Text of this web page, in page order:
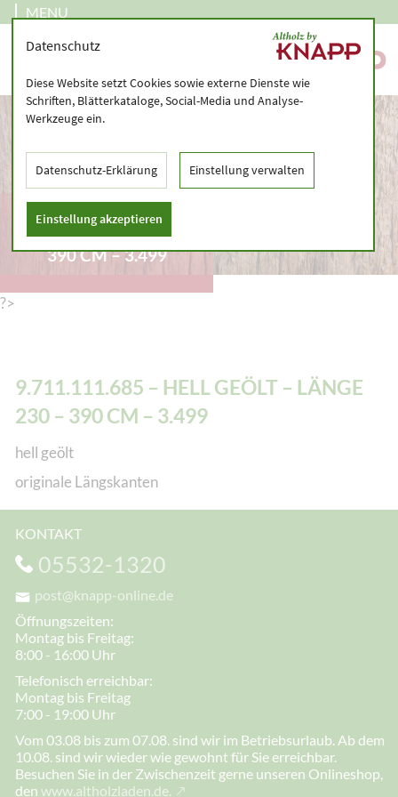
MENU
9.711.111.685 – HELL
GEÖLT – LÄNGE 230 –
390 CM – 3.499
?>
9.711.111.685 – HELL GEÖLT – LÄNGE
230 – 390 CM – 3.499
hell geölt
originale Längskanten
KONTAKT
05532-1320
post@knapp-online.de
Öffnungszeiten:
Montag bis Freitag:
8:00 - 16:00 Uhr
Telefonisch erreichbar:
Montag bis Freitag
7:00 - 19:00 Uhr
Vom 03.08 bis zum 07.08. sind wir im Betriebsurlaub. Ab dem
10.08. sind wir wieder wie gewohnt für Sie erreichbar.
Besuchen Sie in der Zwischenzeit gerne unseren Onlineshop,
den www.altholzladen.de.
Datenschutz
Diese Website setzt Cookies sowie externe Dienste wie
Schriften, Blätterkataloge, Social-Media und Analyse-
Werkzeuge ein.
Datenschutz-Erklärung Einstellung verwalten
Einstellung akzeptieren